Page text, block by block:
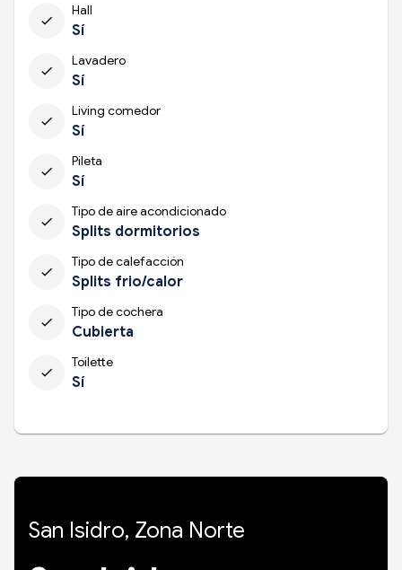
check
Hall
Sí
check
Lavadero
Sí
check
Living comedor
Sí
check
Pileta
Sí
check
Tipo de aire acondicionado
Splits dormitorios
check
Tipo de calefacción
Splits frio/calor
check
Tipo de cochera
Cubierta
check
Toilette
Sí
San Isidro, Zona Norte